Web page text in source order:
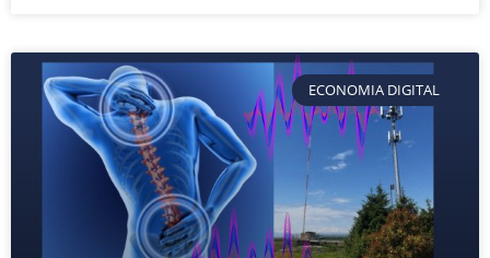
ECONOMIA DIGITAL